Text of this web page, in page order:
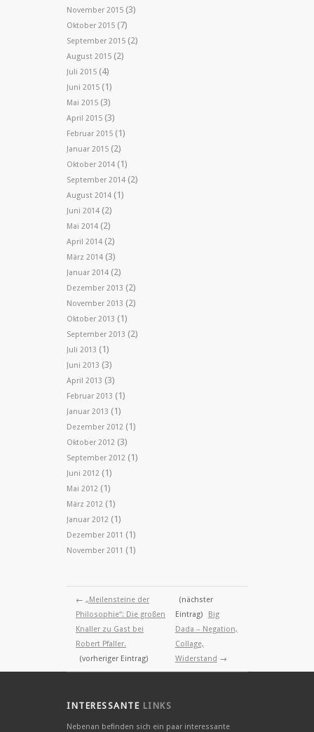
November 2015 (3)
Oktober 2015 (7)
September 2015 (2)
August 2015 (2)
Juli 2015 (4)
Juni 2015 (1)
Mai 2015 (3)
April 2015 (3)
Februar 2015 (1)
Januar 2015 (2)
Oktober 2014 (1)
September 2014 (2)
August 2014 (1)
Juni 2014 (2)
Mai 2014 (2)
April 2014 (2)
März 2014 (3)
Januar 2014 (2)
Dezember 2013 (2)
November 2013 (2)
Oktober 2013 (1)
September 2013 (2)
Juli 2013 (1)
Juni 2013 (3)
April 2013 (3)
Februar 2013 (1)
Januar 2013 (1)
Dezember 2012 (1)
Oktober 2012 (3)
September 2012 (1)
Juni 2012 (1)
Mai 2012 (1)
März 2012 (1)
Januar 2012 (1)
Dezember 2011 (1)
November 2011 (1)
← „Meilensteine der
Philosophie“: Die großen
Knaller zu Gast bei
Robert Pfaller.
(vorheriger Eintrag)
(nächster
Eintrag)
Big
Dada – Negation,
Collage,
Widerstand →
INTERESSANTE LINKS
Nebenan befinden sich ein paar interessante